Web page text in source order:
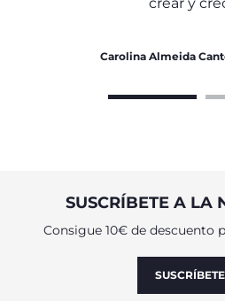
Carolina Almeida
SUSCRÍBETE A LA
Consigue 10€ de descuento